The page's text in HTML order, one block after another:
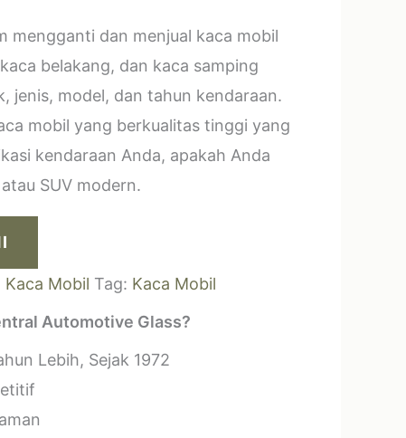
mengganti dan menjual kaca mobil
belakang, dan kaca samping
jenis, model, dan tahun kendaraan.
mobil yang berkualitas tinggi yang
kendaraan Anda, apakah Anda
SUV modern.
Kaca Mobil Tag: Kaca Mobil
Automotive Glass?
Lebih, Sejak 1972